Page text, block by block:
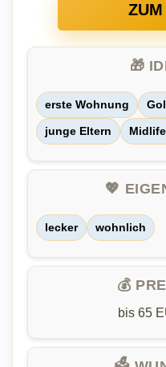
🎁
erste Wohnung
junge Eltern
💖
lecker wohnlich
💰
bis 65